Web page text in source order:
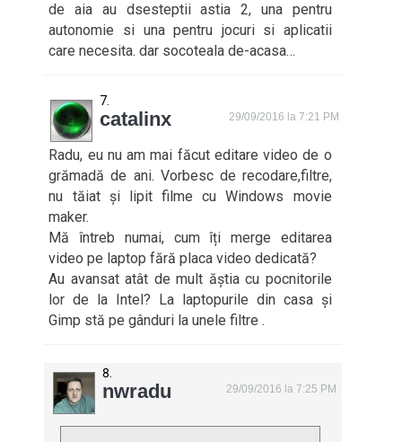
de aia au dsesteptii astia 2, una pentru
autonomie si una pentru jocuri si aplicatii
care necesita. dar socoteala de-acasa…
catalinx 29/09/2016 la 7:21 PM
Radu, eu nu am mai făcut editare video de o
grămadă de ani. Vorbesc de recodare,filtre,
nu tăiat și lipit filme cu Windows movie
maker.
Mă întreb numai, cum îți merge editarea
video pe laptop fără placa video dedicată?
Au avansat atât de mult ăștia cu pocnitorile
lor de la Intel? La laptopurile din casa și
Gimp stă pe gânduri la unele filtre .
nwradu 29/09/2016 la 7:25 PM